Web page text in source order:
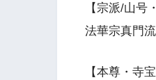
【宗派/山号
法華宗真門
【本尊・寺宝